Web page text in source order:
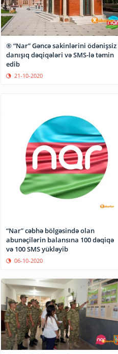
® “Nar” Gəncə sakinlərini ödənişsiz
danışıq dəqiqələri və SMS-lə təmin
edib
21-10-2020
“Nar” cəbhə bölgəsində olan
abunəçilərin balansına 100 dəqiqə
və 100 SMS yükləyib
06-10-2020